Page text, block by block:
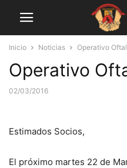
Inicio Noticias Operativo
Operativo
02/03/2016
Estimados Socios,
El próximo martes 22 de